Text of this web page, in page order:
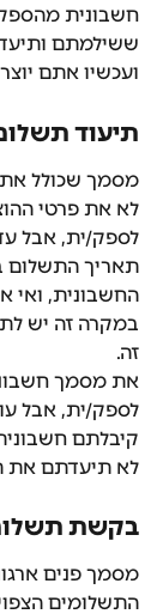
חשבונית
ששילמתם
ועכשיו אתם
תיעוד
מסמך שכולל את
לא את פרטי
לספק/ית, אבל
תאריך התשלום
החשבונית,
במקרה זה יש
זה.
את מסמך
לספק/ית, אבל
קיבלתם
לא תיעדתם את
בקשת
מסמך פנים
התשלומים